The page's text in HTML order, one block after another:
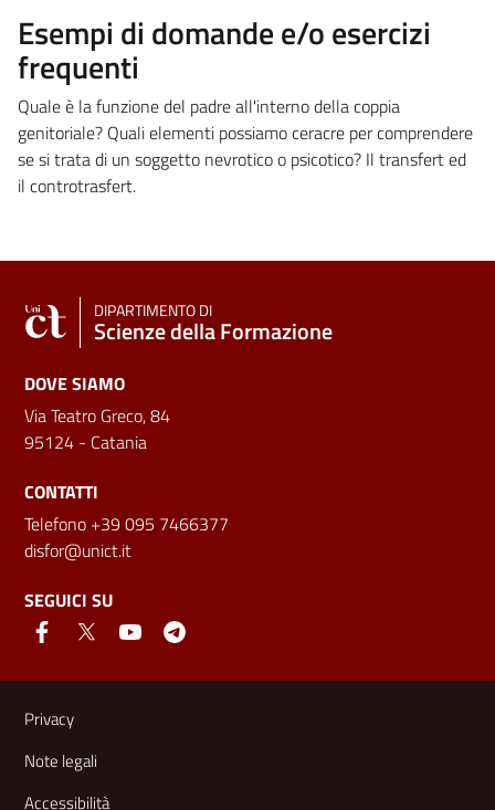
Esempi di domande e/o esercizi
frequenti
Quale è la funzione del padre all'interno della coppia
genitoriale? Quali elementi possiamo ceracre per comprendere
se si trata di un soggetto nevrotico o psicotico? Il transfert ed
il controtrasfert.
DIPARTIMENTO DI
Scienze della Formazione
DOVE SIAMO
Via Teatro Greco, 84
95124 - Catania
CONTATTI
Telefono +39 095 7466377
disfor@unict.it
SEGUICI SU
Link e informazioni utili
Privacy
Note legali
Accessibilità